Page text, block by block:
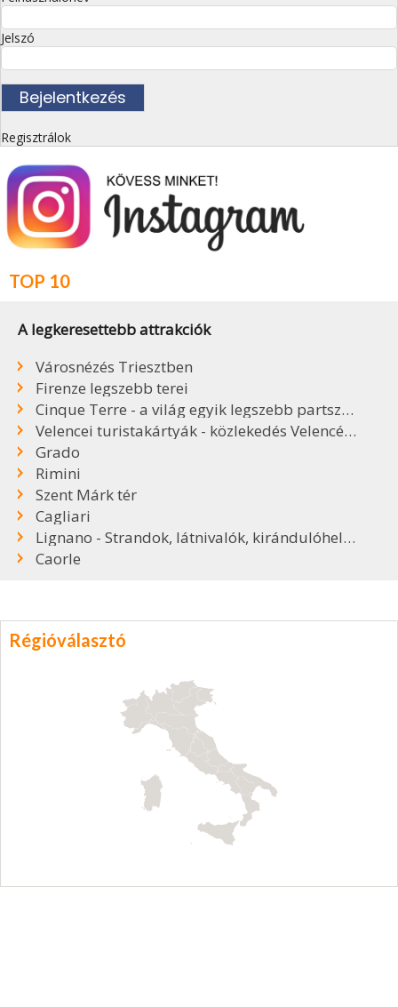
Jelszó
Regisztrálok
TOP 10
A legkeresettebb attrakciók
Városnézés Triesztben
Firenze legszebb terei
Cinque Terre - a világ egyik legszebb partszakasza
Velencei turistakártyák - közlekedés Velencében
Grado
Rimini
Szent Márk tér
Cagliari
Lignano - Strandok, látnivalók, kirándulóhelyek
Caorle
Régióválasztó